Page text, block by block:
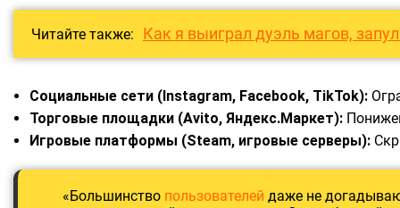
Читайте также: Как я выиграл дуэль магов,
Социальные сети (Instagram, Facebook, TikTok):
Торговые площадки (Avito, Яндекс.Маркет):
Игровые платформы (Steam, игровые серверы):
«Большинство пользователей даже не